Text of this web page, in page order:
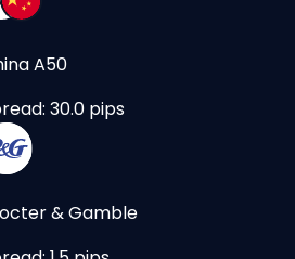
A50
30.0 pips
& Gamble